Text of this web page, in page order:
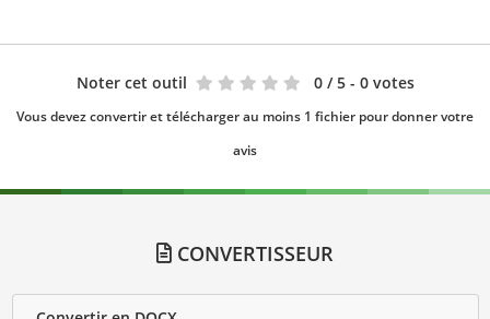
Noter cet outil 0 / 5 - 0 votes
Vous devez convertir et télécharger au moins 1 fichier pour donner votre
avis
CONVERTISSEUR